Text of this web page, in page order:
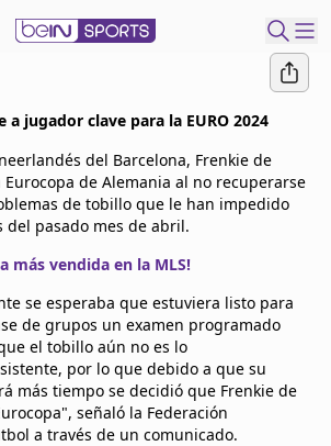
a jugador clave para la EURO 2024
del Barcelona, Frenkie de
Eurocopa de Alemania al no recuperarse
de tobillo que le han impedido
del pasado mes de abril.
más vendida en la MLS!
se esperaba que estuviera listo para
de grupos un examen programado
el tobillo aún no es lo
por lo que debido a que su
más tiempo se decidió que Frenkie de
señaló la Federación
a través de un comunicado.